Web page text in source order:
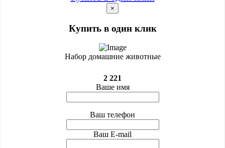
×
Купить в один клик
Набор домашние животные
2 221
Ваше имя
Ваш телефон
Ваш E-mail